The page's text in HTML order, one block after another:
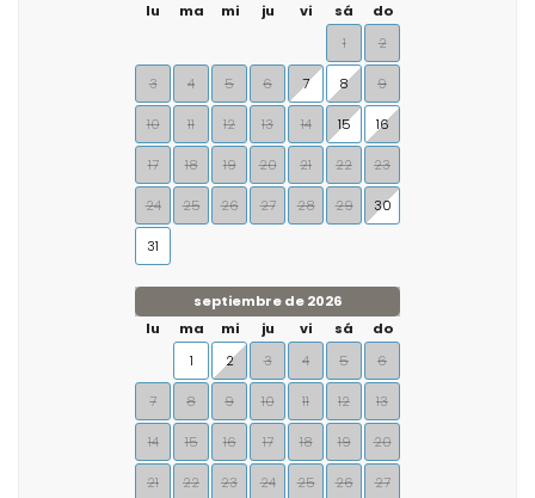
lu
ma mi ju vi sá
do
1
2
3 4 5 6 7 8 9
10 11 12 13 14 15 16
17 18 19 20 21 22 23
24 25 26 27 28 29 30
31
septiembre de 2026
lu
ma mi ju vi sá
do
1
2 3 4 5 6
7 8 9 10 11 12 13
14 15 16 17 18 19 20
21 22 23 24 25 26 27